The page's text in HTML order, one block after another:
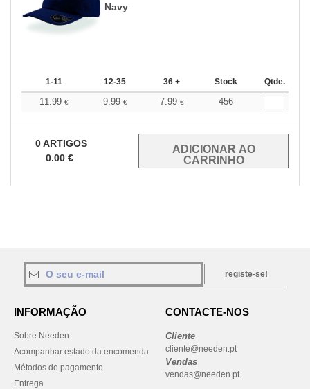
Navy
1-11 12-35 36 + Stock Qtde.
11.99 € 9.99 € 7.99 € 456
0ARTIGOS
0.00 €
registe-se!
INFORMAÇÃO
Sobre Needen
Acompanhar estado da encomenda
Métodos de pagamento
Entrega
CONTACTE-NOS
Cliente
cliente@needen.pt
Vendas
vendas@needen.pt